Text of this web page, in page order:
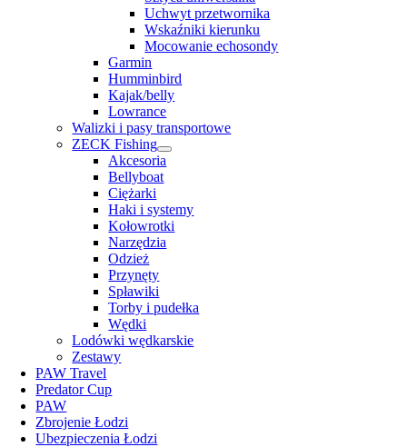
Uchwyt przetwornika
Wskaźniki kierunku
Mocowanie echosondy
Garmin
Humminbird
Kajak/belly
Lowrance
Walizki i pasy transportowe
ZECK Fishing
Akcesoria
Bellyboat
Ciężarki
Haki i systemy
Kołowrotki
Narzędzia
Odzież
Przynęty
Spławiki
Torby i pudełka
Wędki
Lodówki wędkarskie
Zestawy
PAW Travel
Predator Cup
PAW
Zbrojenie Łodzi
Ubezpieczenia Łodzi